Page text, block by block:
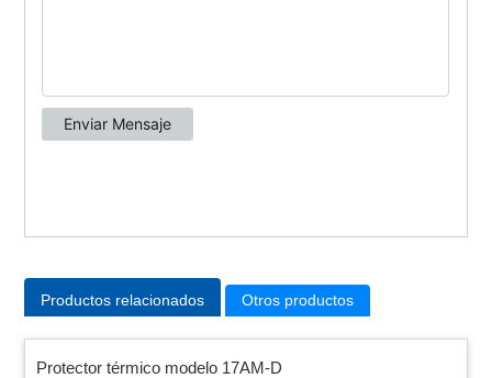
Productos relacionados Otros productos
Protector térmico modelo 17AM-D